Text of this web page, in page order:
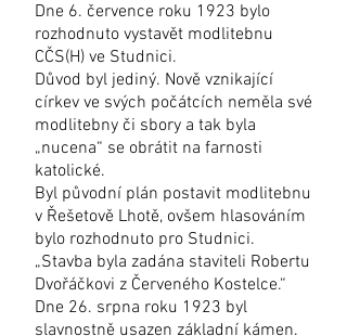
Dne 6. července roku 1923 bylo
rozhodnuto vystavět modlitebnu
CČS(H) ve Studnici.
Důvod byl jediný. Nově vznikající
církev ve svých počátcích neměla své
modlitebny či sbory a tak byla
„nucena“ se obrátit na farnosti
katolické.
Byl původní plán postavit modlitebnu
v Řešetově Lhotě, ovšem hlasováním
bylo rozhodnuto pro Studnici.
„Stavba byla zadána staviteli Robertu
Dvořáčkovi z Červeného Kostelce.“
Dne 26. srpna roku 1923 byl
slavnostně usazen základní kámen.